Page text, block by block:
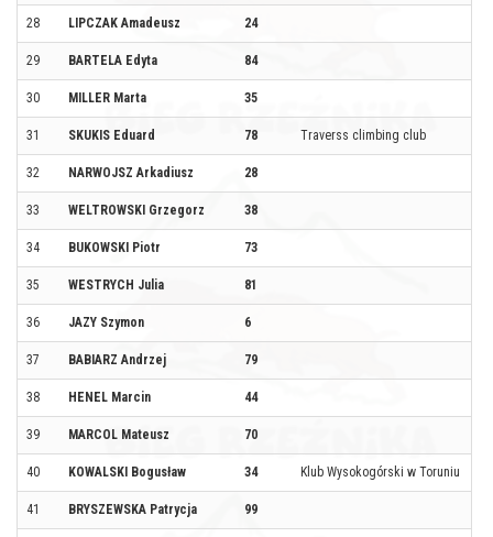
28 LIPCZAK Amadeusz 24
29 BARTELA Edyta 84
30 MILLER Marta 35
31 SKUKIS Eduard 78 Traverss climbing club
32 NARWOJSZ Arkadiusz 28
33 WELTROWSKI Grzegorz 38
34 BUKOWSKI Piotr 73
35 WESTRYCH Julia 81
36 JAZY Szymon 6
37 BABIARZ Andrzej 79
38 HENEL Marcin 44
39 MARCOL Mateusz 70
40 KOWALSKI Bogusław 34 Klub Wysokogórski w Toruniu
41 BRYSZEWSKA Patrycja 99